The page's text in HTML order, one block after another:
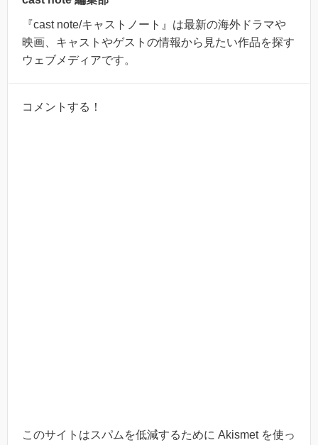
『cast note/キャストノート』は最新の海外ドラマや
映画、キャストやゲストの情報から見たい作品を探す
ウェブメディアです。
コメントする！
このサイトはスパムを低減するために Akismet を使っ